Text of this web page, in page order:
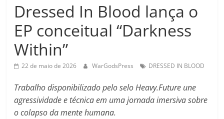
Dressed In Blood lança o
EP conceitual “Darkness
Within”
22 de maio de 2026 WarGodsPress DRESSED IN BLOOD
Trabalho disponibilizado pelo selo Heavy.Future une
agressividade e técnica em uma jornada imersiva sobre
o colapso da mente humana.